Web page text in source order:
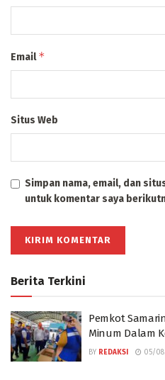
Email*
Situs Web
Simpan nama, email, dan
untuk komentar saya
Berita Terkini
Pemkot
Minum Dalam
BY REDAKSI 05/